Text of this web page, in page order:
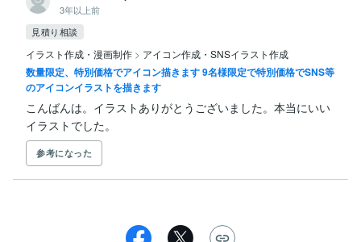
3年以上前
見積り相談
イラスト作成・漫画制作 > アイコン作成・SNSイラスト作成
数量限定、特別価格でアイコン描きます 9名様限定で特別価格でSNS等
のアイコンイラストを描きます
こんばんは。イラストありがとうございました。本当にいい
イラストでした。
参考になった